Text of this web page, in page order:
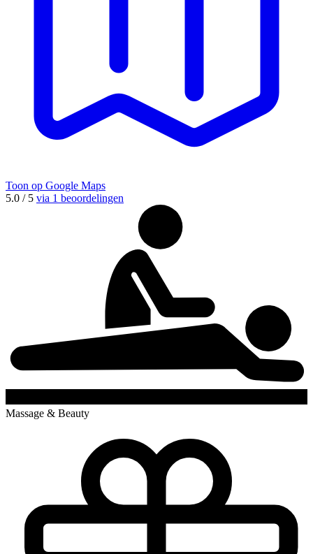
Toon op Google Maps
5.0 / 5 via 1 beoordelingen
Massage & Beauty